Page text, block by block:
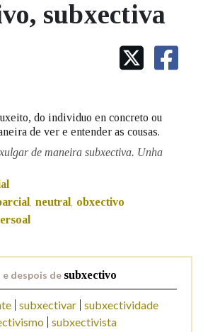
IDENTIDADE CORPORATIVA
MARCIAL DEL ADALID
CASA-MUSEO EMILIA PARDO
FIGURAS HOMENAXEADAS
, subxectiva
do individuo en concreto ou
de ver e entender as cousas.
de maneira subxectiva. Unha
neutral obxectivo
despois de subxectivo
subxectivar
subxectividade
subxectivista